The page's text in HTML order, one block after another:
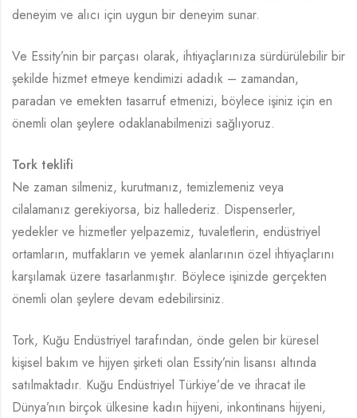
deneyim ve alıcı için uygun bir deneyim sunar.
Ve Essity’nin bir parçası olarak, ihtiyaçlarınıza sürdürülebilir bir
şekilde hizmet etmeye kendimizi adadık – zamandan,
paradan ve emekten tasarruf etmenizi, böylece işiniz için en
önemli olan şeylere odaklanabilmenizi sağlıyoruz.
Tork teklifi
Ne zaman silmeniz, kurutmanız, temizlemeniz veya
cilalamanız gerekiyorsa, biz hallederiz. Dispenserler,
yedekler ve hizmetler yelpazemiz, tuvaletlerin, endüstriyel
ortamların, mutfakların ve yemek alanlarının özel ihtiyaçlarını
karşılamak üzere tasarlanmıştır. Böylece işinizde gerçekten
önemli olan şeylere devam edebilirsiniz.
Tork, Kuğu Endüstriyel tarafından, önde gelen bir küresel
kişisel bakım ve hijyen şirketi olan Essity’nin lisansı altında
satılmaktadır. Kuğu Endüstriyel Türkiye’de ve ihracat ile
Dünya’nın birçok ülkesine kadın hijyeni, inkontinans hijyeni,